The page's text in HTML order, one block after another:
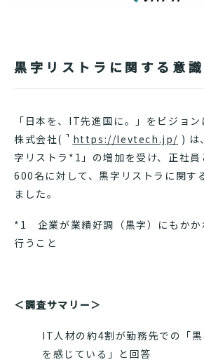
黒字リストラに関する意
「日本を、IT先進国に。」をビジョ
株式会社(
https://levtech.jp/ ) は
字リストラ*1」の増加を受け、正社
600名に対して、黒字リストラに関す
ました。
*1 企業が業績好調（黒字）にもかか
行うこと
＜調査サマリー＞
IT人材の約4割が勤務先での「
を感じている」と回答